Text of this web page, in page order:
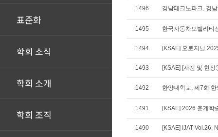
표준화
학회 소식
학회 소개
학회 조직
1496 경남테크노파크, 경
1495 한국자동차모빌리티
1494 [KSAE] 오토저널
1493 [KSAE] [사전 및 현
1492 한양대학교, 제7회
1491 [KSAE] 2026 춘계학
1490 [KSAE] IJAT Vol.26,